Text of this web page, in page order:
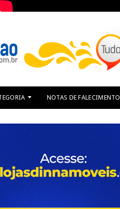
NOTAS DE FALECIMENTO